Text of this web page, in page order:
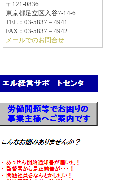
〒121-0836
東京都足立区入谷7-14-6
TEL：03-5837－4941
FAX：03-5837－4942
メールでのお問合せ